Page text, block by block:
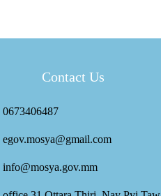
Contact Us
0673406487
egov.mosya@gmail.com
info@mosya.gov.mm